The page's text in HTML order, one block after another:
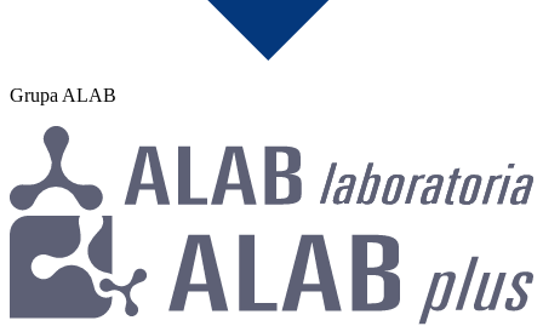
Grupa ALAB